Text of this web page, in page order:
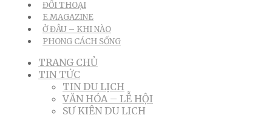
ĐỐI THOẠI
E.MAGAZINE
Ở ĐÂU – KHI NÀO
PHONG CÁCH SỐNG
TRANG CHỦ
TIN TỨC
TIN DU LỊCH
VĂN HÓA – LỄ HỘI
SỰ KIỆN DU LỊCH